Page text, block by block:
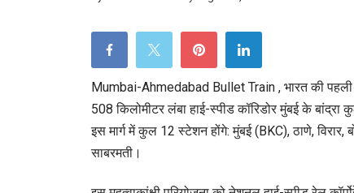
Mumbai-Ahmedabad Bullet Train , भारत की
508 किलोमीटर लंबा हाई-स्पीड कॉरिडोर मुंबई के
इस मार्ग में कुल 12 स्टेशन होंगे: मुंबई (BKC), ठाणे, विरार,
साबरमती।